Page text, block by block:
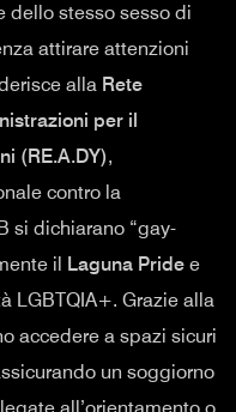
dello stesso sesso di
attirare attenzioni
alla Rete
per il
(RE.A.DY),
contro la
si dichiarano “gay-
il Laguna Pride e
LGBTQIA+. Grazie alla
accedere a spazi sicuri
un soggiorno